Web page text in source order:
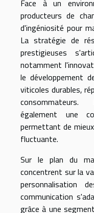
Face à un
producteurs de
d'ingéniosité pour
La stratégie de
prestigieuses
notamment
le développement
viticoles durables,
également une
permettant de
fluctuante.
Sur le plan du
concentrent sur la
personnalisation
communication
grâce à une